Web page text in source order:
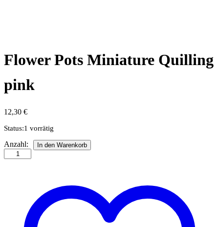
Flower Pots Miniature Quilling
pink
12,30 €
Status:1 vorrätig
Flower
Miniature
Anzahl: In den Warenkorb